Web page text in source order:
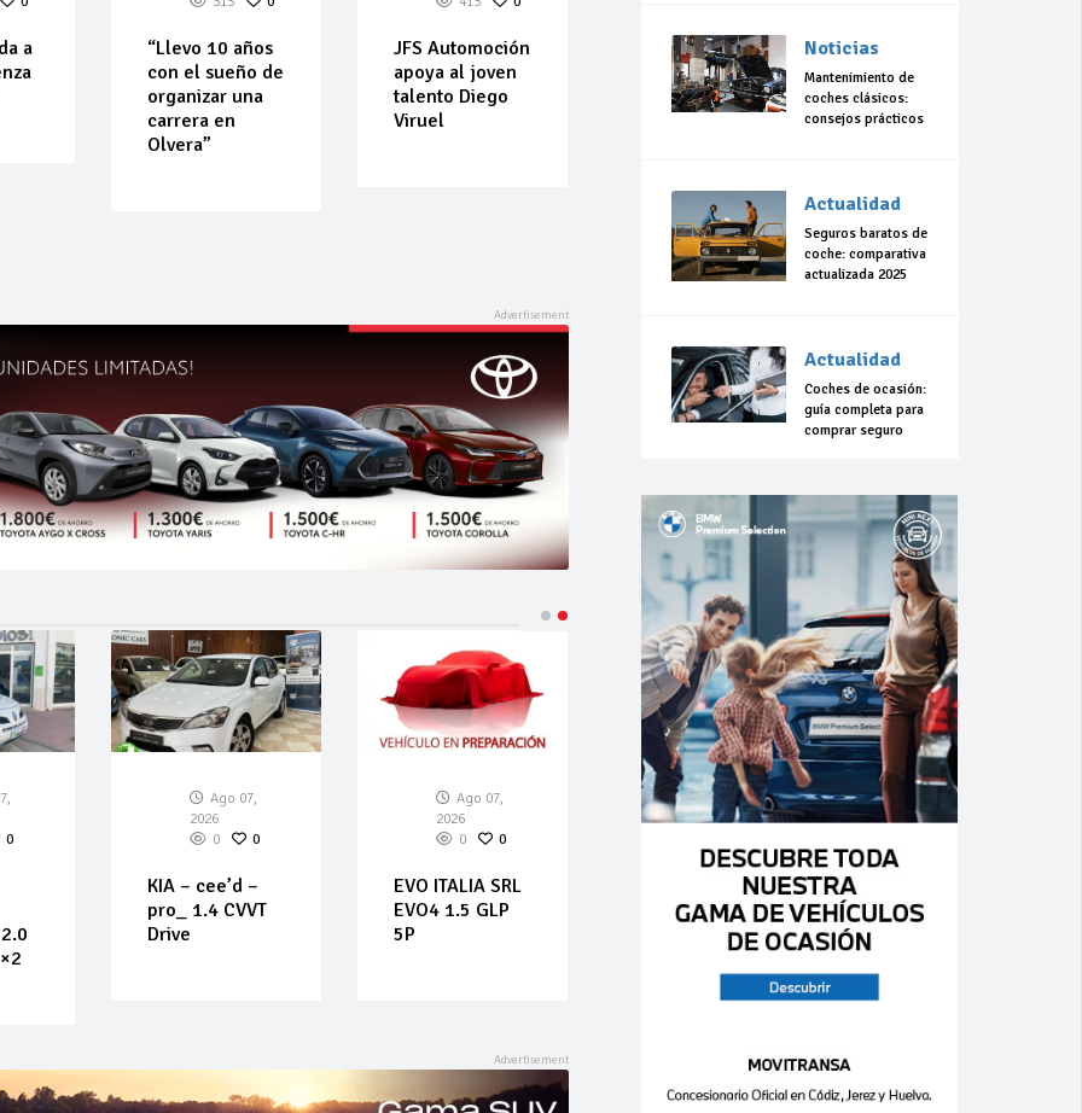
a
“Llevo 10 años
con el sueño de
organizar una
carrera en
Olvera”
JFS Automoción
apoya al joven
talento Diego
Viruel
0
Ago 07,
2026
0
0
KIA – cee’d –
pro_ 1.4 CVVT
Drive
Ago 07,
2026
0
0
EVO ITALIA SRL
EVO4 1.5 GLP
5P
Noticias
Mantenimiento de
coches clásicos:
consejos prácticos
Actualidad
Seguros baratos de
coche: comparativa
actualizada 2025
Actualidad
Coches de ocasión:
guía completa para
comprar seguro